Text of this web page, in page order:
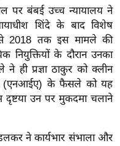
पर बंबई उच्च न्यायालय ने
शिंदे के बाद विशेष
से 2018 तक इस मामले की
नियुक्तियों के दौरान उनका
ने ही प्रज्ञा ठाकुर को क्लीन
(एनआईए) के फैसले को यह
दृष्टया उन पर मुकदमा चलाने
ने कार्यभार संभाला और